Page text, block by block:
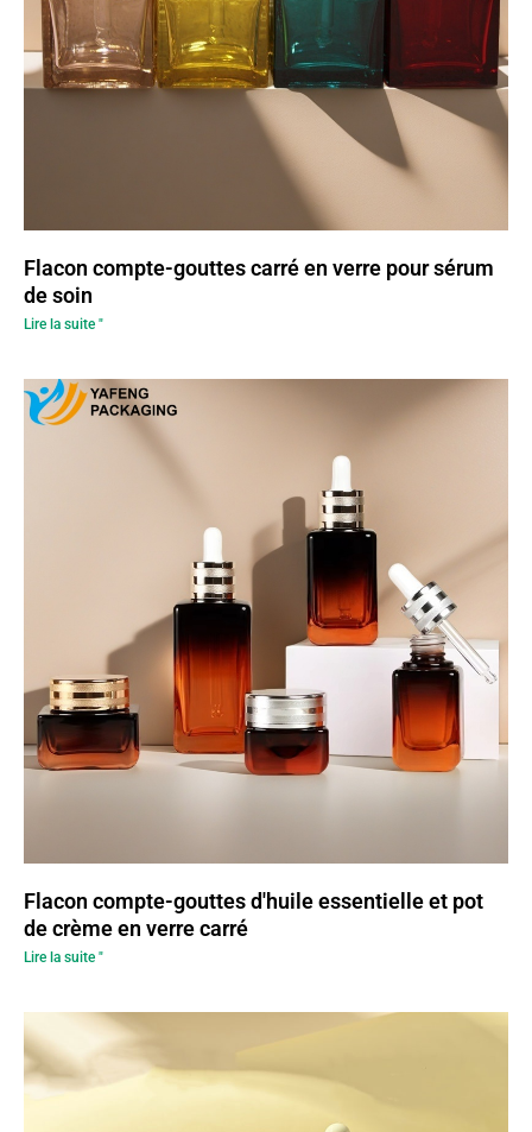
Flacon compte-gouttes carré en verre pour sérum
de soin
Lire la suite "
Flacon compte-gouttes d'huile essentielle et pot
de crème en verre carré
Lire la suite "